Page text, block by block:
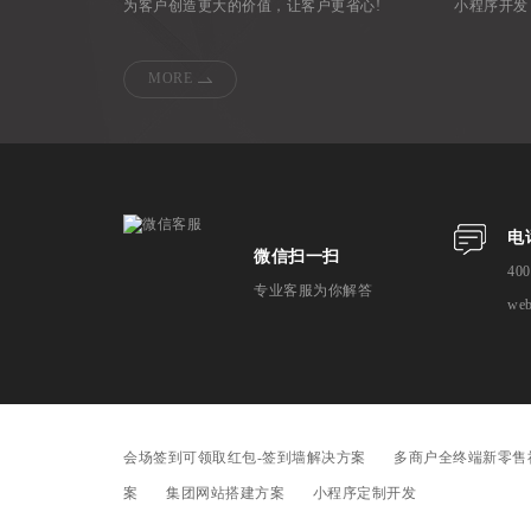
为客户创造更大的价值，让客户更省心!
MORE
小程序开发
微信扫一扫
专业客服为你解答
电
会场签到可领取红包-签到墙解决方案 多商户全终端新零
案 集团网站搭建方案 小程序定制开发